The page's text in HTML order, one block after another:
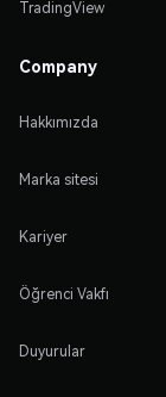
TradingView
Company
Hakkımızda
Marka sitesi
Kariyer
Öğrenci Vakfı
Duyurular